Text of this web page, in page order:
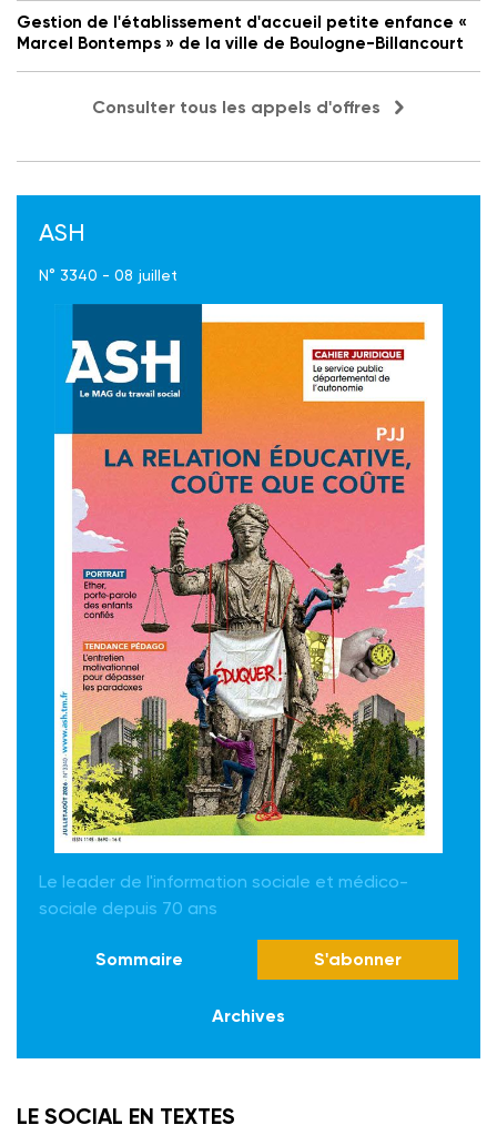
Gestion de l'établissement d'accueil petite enfance «
Marcel Bontemps » de la ville de Boulogne-Billancourt
Consulter tous les appels d'offres
ASH
N° 3340 - 08 juillet
Le leader de l'information sociale et médico-
sociale depuis 70 ans
Sommaire S'abonner
Archives
LE SOCIAL EN TEXTES